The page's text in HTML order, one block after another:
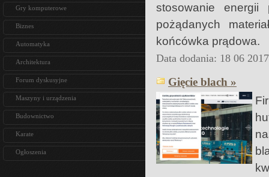
Gry komputerowe
Biznes
Automatyka
Architektura
Forum dyskusyjne
Maszyny i urządzenia
Budownictwo
Karate
Ogłoszenia
stosowanie energii
pożądanych
końcówka prądowa.
Data dodania: 18 06
Gięcie blach »